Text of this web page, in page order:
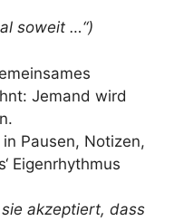
soweit …“)
Jemand wird
Pausen, Notizen,
Eigenrhythmus
akzeptiert, dass